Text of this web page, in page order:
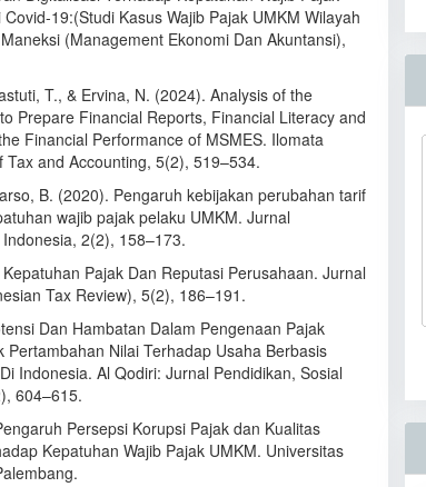
19:(Studi Kasus Wajib Pajak UMKM Wilayah
(Management Ekonomi Dan Akuntansi),
T., & Ervina, N. (2024). Analysis of the
Prepare Financial Reports, Financial Literacy and
Financial Performance of MSMES. Ilomata
Tax and Accounting, 5(2), 519–534.
B. (2020). Pengaruh kebijakan perubahan tarif
wajib pajak pelaku UMKM. Jurnal
2(2), 158–173.
Pajak Dan Reputasi Perusahaan. Jurnal
Tax Review), 5(2), 186–191.
Dan Hambatan Dalam Pengenaan Pajak
Pertambahan Nilai Terhadap Usaha Berbasis
Indonesia. Al Qodiri: Jurnal Pendidikan, Sosial
604–615.
Persepsi Korupsi Pajak dan Kualitas
Kepatuhan Wajib Pajak UMKM. Universitas